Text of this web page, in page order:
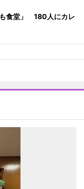
食堂」 180人にカレ